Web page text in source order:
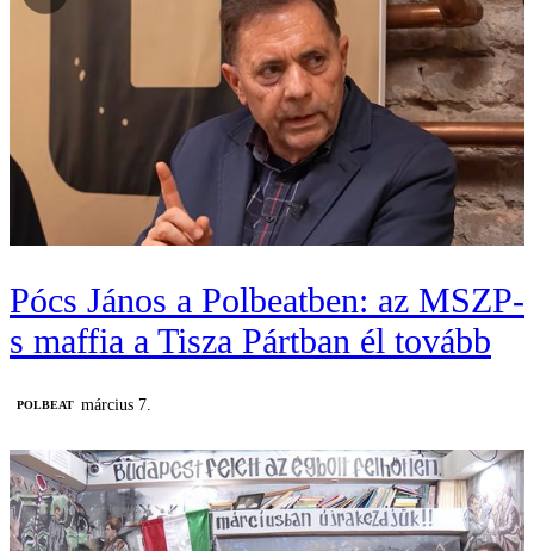
Pócs János a Polbeatben: az MSZP-
s maffia a Tisza Pártban él tovább
‎POLBEAT március 7.